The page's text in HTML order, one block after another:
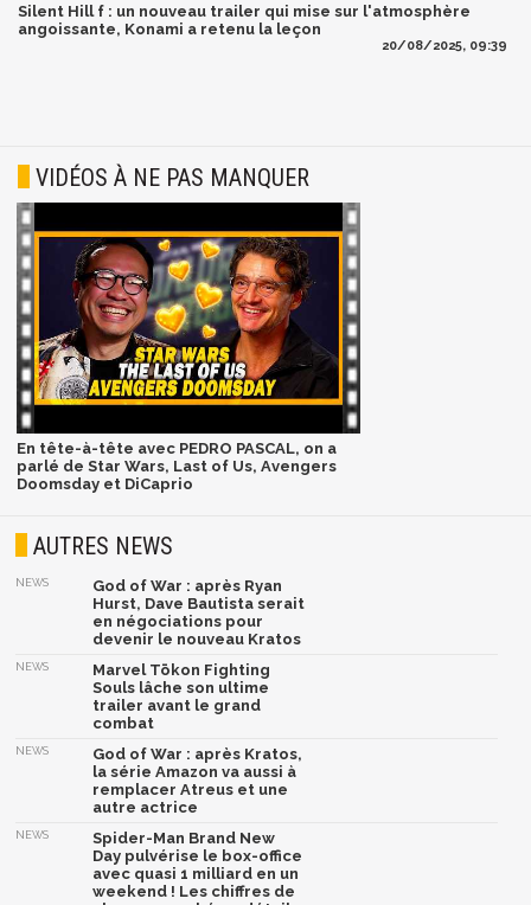
Silent Hill f : un nouveau trailer qui mise sur l'atmosphère
angoissante, Konami a retenu la leçon
20/08/2025, 09:39
VIDÉOS À NE PAS MANQUER
En tête-à-tête avec PEDRO PASCAL, on a
parlé de Star Wars, Last of Us, Avengers
Doomsday et DiCaprio
AUTRES NEWS
NEWS
God of War : après Ryan
Hurst, Dave Bautista serait
en négociations pour
devenir le nouveau Kratos
NEWS
Marvel Tōkon Fighting
Souls lâche son ultime
trailer avant le grand
combat
NEWS
God of War : après Kratos,
la série Amazon va aussi à
remplacer Atreus et une
autre actrice
NEWS
Spider-Man Brand New
Day pulvérise le box-office
avec quasi 1 milliard en un
weekend ! Les chiffres de